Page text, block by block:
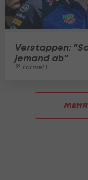
Verstappen:
jemand ab"
Formel 1